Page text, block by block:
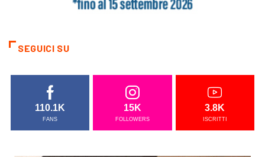
SEGUICI SU
110.1K
FANS
15K
FOLLOWERS
3.8K
ISCRITTI